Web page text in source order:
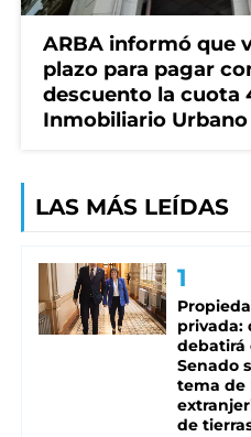
ARBA informó que
plazo para pagar
descuento la cuota
Inmobiliario Urbano
LAS MÁS LEÍDAS
privada:
debatirá
Senado
tema de
de